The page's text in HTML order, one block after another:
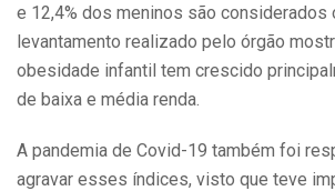
e 12,4% dos meninos são considerados
levantamento realizado pelo órgão
obesidade infantil tem crescido
de baixa e média renda.
A pandemia de Covid-19 também foi
agravar esses índices, visto que teve